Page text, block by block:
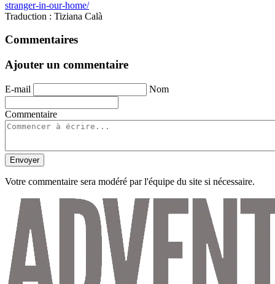
stranger-in-our-home/
Traduction : Tiziana Calà
Commentaires
Ajouter un commentaire
E-mail Nom
Commentaire
Envoyer
Votre commentaire sera modéré par l'équipe du site si nécessaire.